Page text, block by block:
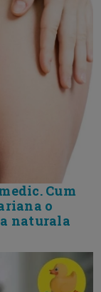
Cum
o
naturala